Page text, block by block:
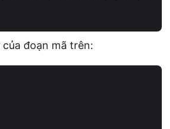
của đoạn mã trên: